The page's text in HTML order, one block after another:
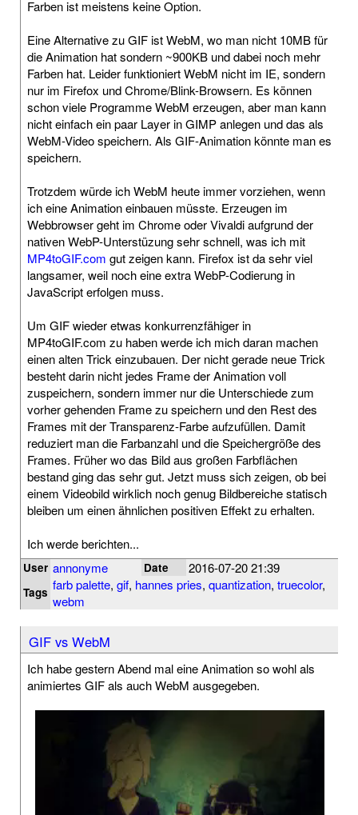
Farben ist meistens keine Option.
Eine Alternative zu GIF ist WebM, wo man nicht 10MB für
die Animation hat sondern ~900KB und dabei noch mehr
Farben hat. Leider funktioniert WebM nicht im IE, sondern
nur im Firefox und Chrome/Blink-Browsern. Es können
schon viele Programme WebM erzeugen, aber man kann
nicht einfach ein paar Layer in GIMP anlegen und das als
WebM-Video speichern. Als GIF-Animation könnte man es
speichern.
Trotzdem würde ich WebM heute immer vorziehen, wenn
ich eine Animation einbauen müsste. Erzeugen im
Webbrowser geht im Chrome oder Vivaldi aufgrund der
nativen WebP-Unterstüzung sehr schnell, was ich mit
MP4toGIF.com gut zeigen kann. Firefox ist da sehr viel
langsamer, weil noch eine extra WebP-Codierung in
JavaScript erfolgen muss.
Um GIF wieder etwas konkurrenzfähiger in
MP4toGIF.com zu haben werde ich mich daran machen
einen alten Trick einzubauen. Der nicht gerade neue Trick
besteht darin nicht jedes Frame der Animation voll
zuspeichern, sondern immer nur die Unterschiede zum
vorher gehenden Frame zu speichern und den Rest des
Frames mit der Transparenz-Farbe aufzufüllen. Damit
reduziert man die Farbanzahl und die Speichergröße des
Frames. Früher wo das Bild aus großen Farbflächen
bestand ging das sehr gut. Jetzt muss sich zeigen, ob bei
einem Videobild wirklich noch genug Bildbereiche statisch
bleiben um einen ähnlichen positiven Effekt zu erhalten.
Ich werde berichten...
User annonyme Date 2016-07-20 21:39
Tags farb palette, gif, hannes pries, quantization, truecolor,
webm
GIF vs WebM
Ich habe gestern Abend mal eine Animation so wohl als
animiertes GIF als auch WebM ausgegeben.